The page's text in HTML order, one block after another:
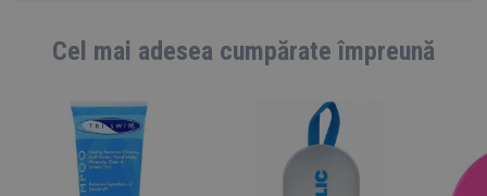
Cel mai adesea cumpărate împreună